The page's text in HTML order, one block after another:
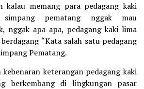
kalau memang para pedagang kaki
pematang nggak mau
nggak apa apa, pedagang kaki lima
“Kata salah satu pedagang
Pematang.
keterangan pedagang kaki
berkembang di lingkungan pasar